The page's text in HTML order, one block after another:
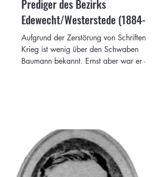
Prediger des Bezirks
Edewecht/Westerstede (1884-
1887)
Aufgrund der Zerstörung von Schriften im
Krieg ist wenig über den Schwaben
Baumann bekannt. Ernst aber war er -